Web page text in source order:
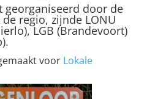
georganiseerd door de
regio, zijnde LONU
LGB (Brandevoort)
voor Lokale